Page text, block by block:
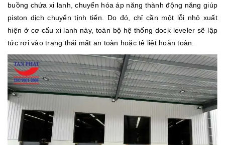
buồng chứa xi lanh, chuyển hóa áp năng thành động năng giúp
piston dịch chuyển tịnh tiến. Do đó, chỉ cần một lỗi nhỏ xuất
hiện ở cơ cấu xi lanh này, toàn bộ hệ thống dock leveler sẽ lập
tức rơi vào trạng thái mất an toàn hoặc tê liệt hoàn toàn.